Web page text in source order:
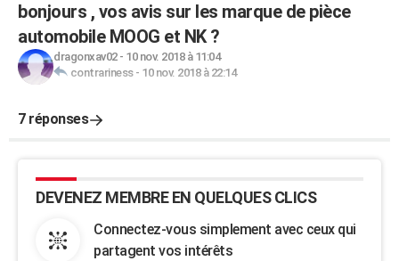
bonjours , vos avis sur les marque de pièce
automobile MOOG et NK ?
dragonxav02- 10 nov. 2018 à 11:04
contrariness- 10 nov. 2018 à 22:14
7 réponses
DEVENEZ MEMBRE EN QUELQUES CLICS
Connectez-vous simplement avec ceux qui
partagent vos intérêts